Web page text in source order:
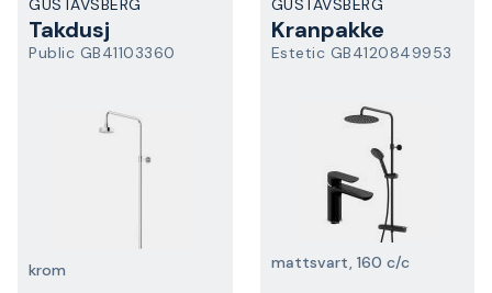
GUSTAVSBERG
Takdusj
Public GB41103360
krom
GUSTAVSBERG
Kranpakke
Estetic GB4120849953
mattsvart, 160 c/c